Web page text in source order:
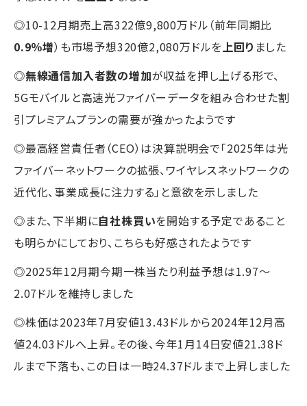
◎10-12月期売上高322億9,800万ドル（前年同期比
0.9％増）も市場予想320億2,080万ドルを上回り ました
◎無線通信加入者数の増加が収益を押し上げる形で、
5Gモバイルと高速光ファイバーデータを組み合わせた割
引プレミアムプランの需要が強かったようです
◎最高経営責任者（CEO）は決算説明会で「2025年は光
ファイバーネットワークの拡張、ワイヤレスネットワークの
近代化、事業成長に注力する」と意欲を示しました
◎また、下半期に自社株買いを開始する予定であること
も明らかにしており、こちらも好感されたようです
◎2025年12月期今期一株当たり利益予想は1.97～
2.07ドルを維持しました
◎株価は2023年7月安値13.43ドルから2024年12月高
値24.03ドルへ上昇。その後、今年1月14日安値21.38ド
ルまで下落も、この日は一時24.37ドルまで上昇しました